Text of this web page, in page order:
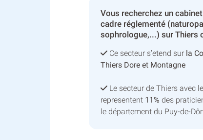
Vous recherchez un
cadre réglementé
sophrologue,...) sur Thiers
Ce secteur s’etend sur la
Thiers Dore et Montagne
Le secteur de Thiers avec
representent 11% des
le département du Puy-de-